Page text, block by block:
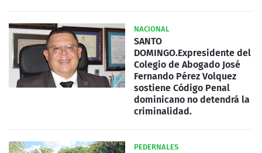
NACIONAL
SANTO
DOMINGO.Expresidente del
Colegio de Abogado José
Fernando Pérez Volquez
sostiene Código Penal
dominicano no detendrá la
criminalidad.
PEDERNALES